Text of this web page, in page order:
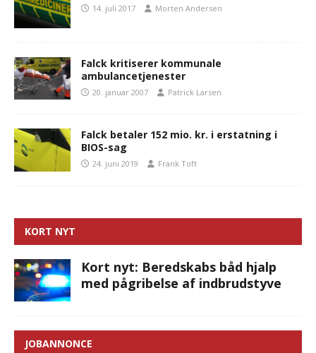
14. juli 2017 Morten Andersen
Falck kritiserer kommunale
ambulancetjenester
20. januar 2007 Patrick Larsen
Falck betaler 152 mio. kr. i erstatning i
BIOS-sag
24. juni 2019 Frank Toft
KORT NYT
Kort nyt: Beredskabs båd hjalp
med pågribelse af indbrudstyve
JOBANNONCE